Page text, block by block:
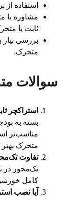
استفاده از
مشاوره با
ثابت یا
بررسی نیاز
متحرک.
سوالات
استراکچر
بسته به
مناسب‌تر
متحرک
تفاوت
تک‌محور در
کامل
آیا نصب